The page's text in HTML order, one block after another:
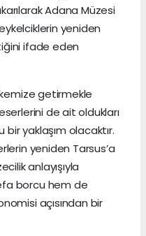
Adana Müzesi
yeniden
ifade eden
getirmekle
de ait oldukları
yaklaşım olacaktır.
yeniden Tarsus’a
anlayışıyla
borcu hem de
açısından bir